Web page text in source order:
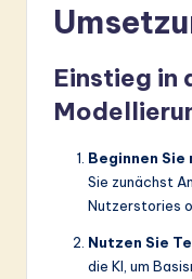
Einstieg
Beginnen
Sie zunächst
Nutzerstories
Nutzen Sie
die KI, um